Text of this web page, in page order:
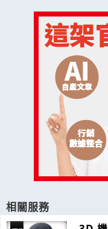
相關服務